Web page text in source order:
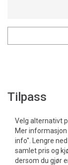
Tilpass
Velg alternativt
Mer
info". Lengre
samlet pris og
dersom du gjør